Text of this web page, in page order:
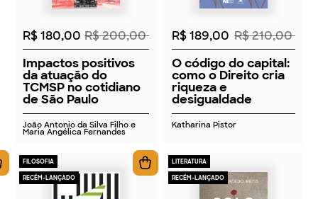
R$ 180,00 R$ 200,00
Impactos positivos
da atuação do
TCMSP no cotidiano
de São Paulo
João Antonio da Silva Filho e
Maria Angélica Fernandes
R$ 189,00 R$ 210,00
O código do capital:
como o Direito cria
riqueza e
desigualdade
Katharina Pistor
FILOSOFIA
RECÉM-LANÇADO
LITERATURA
RECÉM-LANÇADO